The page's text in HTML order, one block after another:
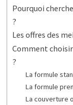
Pourquoi
?
Les offres des
Comment
?
La formule
La formule
La couverture